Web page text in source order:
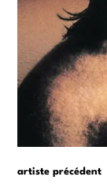
artiste précédent